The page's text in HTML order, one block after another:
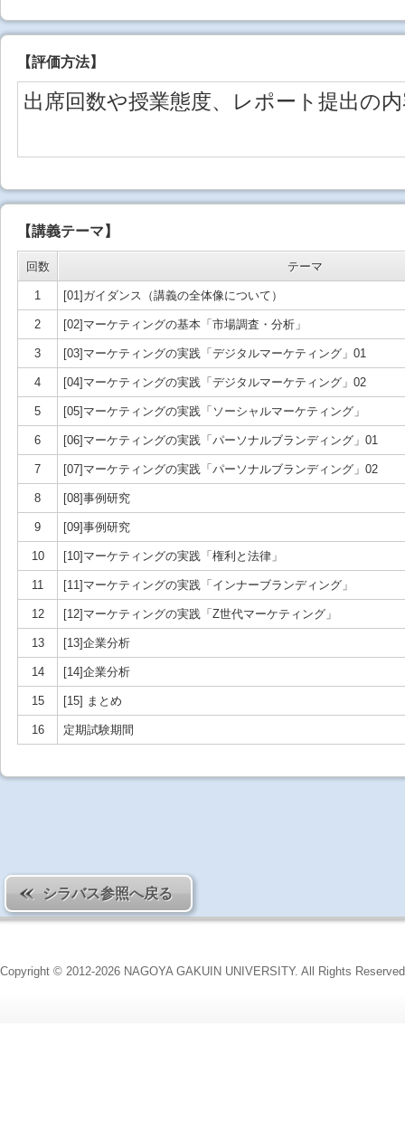
【評価方法】
出席回数や授業態度、レポート提出の
【講義テーマ】
回数 テーマ
1 [01]ガイダンス（講義の全体像について）
2 [02]マーケティングの基本「市場調査・分析」
3 [03]マーケティングの実践「デジタルマーケティング」01
4 [04]マーケティングの実践「デジタルマーケティング」02
5 [05]マーケティングの実践「ソーシャルマーケティング」
6 [06]マーケティングの実践「パーソナルブランディング」01
7 [07]マーケティングの実践「パーソナルブランディング」02
8 [08]事例研究
9 [09]事例研究
10 [10]マーケティングの実践「権利と法律」
11 [11]マーケティングの実践「インナーブランディング」
12 [12]マーケティングの実践「Z世代マーケティング」
13 [13]企業分析
14 [14]企業分析
15 [15] まとめ
16 定期試験期間
シラバス参照へ戻る
Copyright © 2012-2026 NAGOYA GAKUIN UNIVERSITY. All Rights